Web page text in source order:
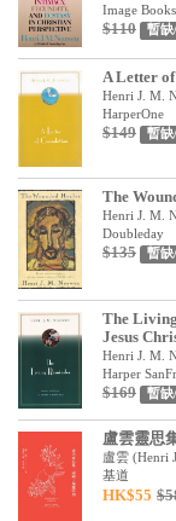
Image Books
$110 暫缺
A Letter
Henri J. M.
HarperOne
$149 暫缺
The
Henri J. M.
Doubleday
$135 暫缺
The
Jesus
Henri J. M.
Harper
$169 暫缺
盧雲靈思
盧雲 (Henri
基道
HK$55